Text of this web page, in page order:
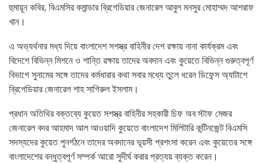
হুমায়ূন কবির, বিএমসির কমান্ডার ব্রিগেডিয়ার জেনারেল আবুল মনসুর মোহাম্মদ আশরাফ
খান।
এ অভ্যর্থনার মধ্য দিয়ে বাংলাদেশ সশস্ত্র বাহিনীর দেশ রক্ষায় নানা কার্যক্রম এবং
বিদেশে বিভিন্ন মিশনে ও শান্তি রক্ষায় তাদের অবদান এবং কুয়েতে বিভিন্ন গুরুত্বপূর্ণ
বিভাগে সুনামের সঙ্গে তাদের কর্মধারার কথা সবার মধ্যে তুলে ধরেন ডিফেন্স অ্যাটাশে
ব্রিগেডিয়ার জেনারেল শাহ সাগিরুল ইসলাম।
প্রধান অতিথির বক্তব্যে কুয়েত সশস্ত্র বাহিনীর সহকারী চিফ অব স্টাফ মেজর
জেনারেল বদর আহমাদ আল আওয়াদি কুয়েতে বাংলাদেশ মিলিটারি কন্টিনজেন্ট বিএমসি
সদস্যদের কুয়েত পুনর্গঠনে তাদের অবদানের ভূয়সী প্রশংসা করেন এবং কুয়েতের সঙ্গে
বাংলাদেশের বন্ধুত্বপূর্ণ সম্পর্ক আরো সুদীর্ঘ করার প্রত্যয় ব্যক্ত করেন।